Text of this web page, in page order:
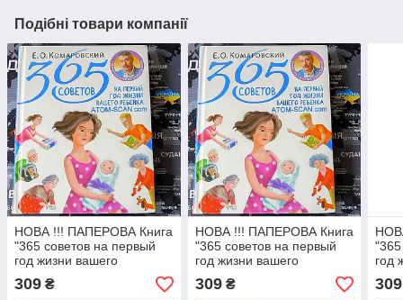
Подібні товари компанії
НОВА !!! ПАПЕРОВА Книга
"365 советов на первый
год жизни вашего
ребенка"
Є.О.Комаровський
309 ₴
НОВА !!! ПАПЕРОВА Книга
"365 советов на первый
год жизни вашего
ребенка"
Є.О.Комаровський
309₴
год
309